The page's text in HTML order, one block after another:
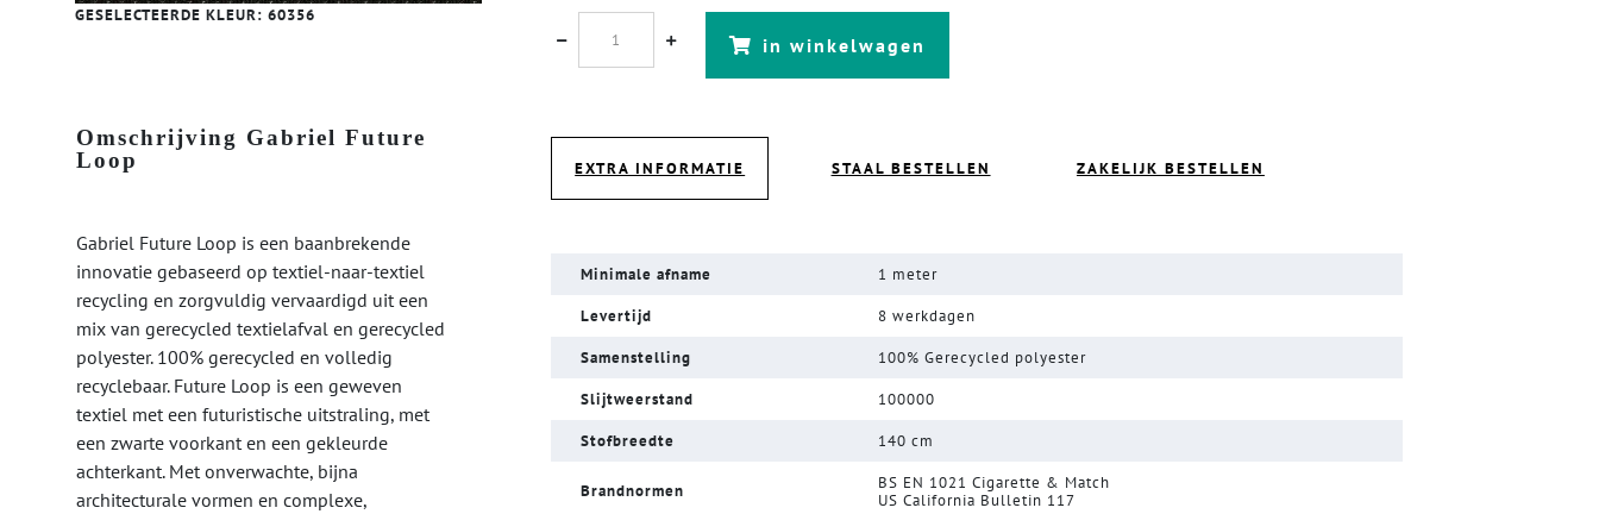
GESELECTEERDE KLEUR: 60356
in winkelwagen
Omschrijving Gabriel Future
Loop
Gabriel Future Loop is een baanbrekende
innovatie gebaseerd op textiel-naar-textiel
recycling en zorgvuldig vervaardigd uit een
mix van gerecycled textielafval en gerecycled
polyester. 100% gerecycled en volledig
recyclebaar. Future Loop is een geweven
textiel met een futuristische uitstraling, met
een zwarte voorkant en een gekleurde
achterkant. Met onverwachte, bijna
architecturale vormen en complexe,
EXTRA INFORMATIE STAAL BESTELLEN ZAKELIJK BESTELLEN
Minimale afname 1 meter
Levertijd 8 werkdagen
Samenstelling 100% Gerecycled polyester
Slijtweerstand 100000
Stofbreedte 140 cm
Brandnormen
BS EN 1021 Cigarette & Match
US California Bulletin 117